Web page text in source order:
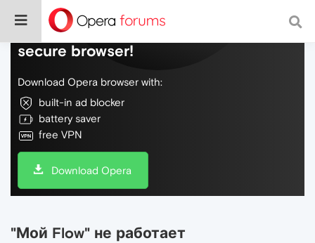
Do more on the web, with a fast and
secure browser!
Download Opera browser with:
built-in ad blocker
battery saver
free VPN
Download Opera
"Мой Flow" не работает